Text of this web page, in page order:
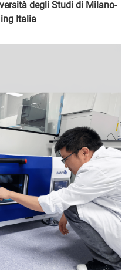
degli Studi di Milano-
Italia